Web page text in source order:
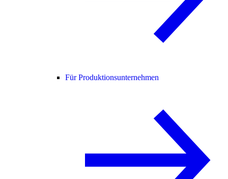
Für Produktionsunternehmen